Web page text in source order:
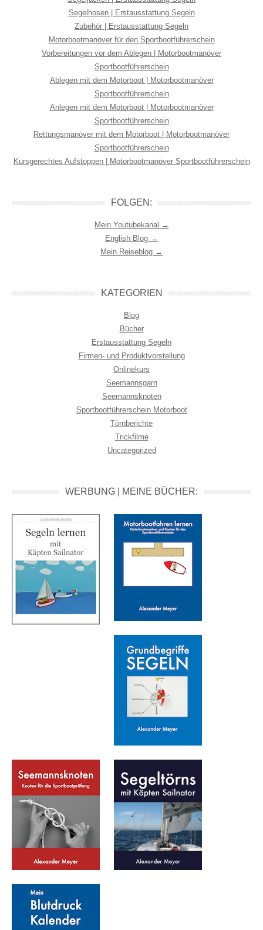
Segelhosen | Erstausstattung Segeln
Zubehör | Erstausstattung Segeln
Motorbootmanöver für den Sportbootführerschein
Vorbereitungen vor dem Ablegen | Motorbootmanöver
Sportbootführerschein
Ablegen mit dem Motorboot | Motorbootmanöver
Sportbootführerschein
Anlegen mit dem Motorboot | Motorbootmanöver
Sportbootführerschein
Rettungsmanöver mit dem Motorboot | Motorbootmanöver
Sportbootführerschein
Kursgerechtes Aufstoppen | Motorbootmanöver Sportbootführerschein
FOLGEN:
Mein Youtubekanal →
English Blog →
Mein Reiseblog →
KATEGORIEN
Blog
Bücher
Erstausstattung Segeln
Firmen- und Produktvorstellung
Onlinekurs
Seemannsgarn
Seemannsknoten
Sportbootführerschein Motorboot
Törnberichte
Trickfilme
Uncategorized
WERBUNG | MEINE BÜCHER: